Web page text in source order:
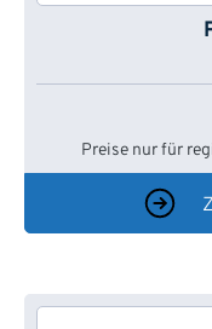
Preise nur für